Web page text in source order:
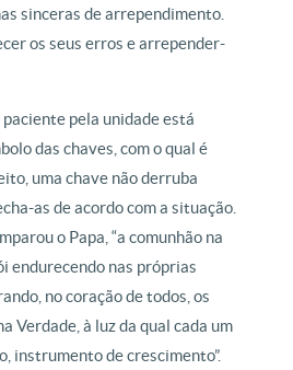
sinceras de arrependimento.
os seus erros e arrepender-
pela unidade está
das chaves, com o qual é
uma chave não derruba
as de acordo com a situação.
o Papa, “a comunhão na
endurecendo nas próprias
no coração de todos, os
Verdade, à luz da qual cada um
instrumento de crescimento”.